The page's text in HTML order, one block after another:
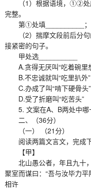
（1）根据语境，①②处应
完整。
第①处填__________；
（2）揣摩文段前后分句
接紧密的句子。
甲处选__________
A.贪得无厌叫“吃着碗里
B.不忠诚就叫“吃里扒外”
C.办成了叫“啃下硬骨头”
D.受了折磨叫“吃苦头”
5. 文案在A、B两处中哪
二、（36分）
（一） （21分）
阅读两篇文言文，完成下
【甲】
北山愚公者，年且九十，
聚室而谋曰：“吾与汝毕力
相许